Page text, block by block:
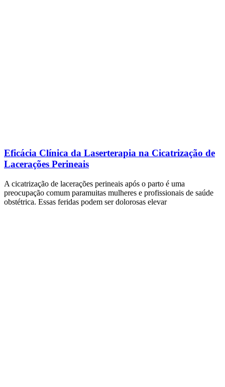
Eficácia Clínica da Laserterapia na Cicatrização de
Lacerações Perineais
A cicatrização de lacerações perineais após o parto é uma
preocupação comum paramuitas mulheres e profissionais de saúde
obstétrica. Essas feridas podem ser dolorosas elevar